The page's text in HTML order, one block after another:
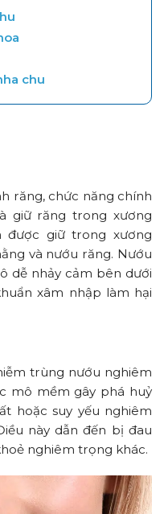
chu
răng, chức năng chính
giữ răng trong xương
được giữ trong xương
và nướu răng. Nướu
dễ nhảy cảm bên dưới
xâm nhập làm hại
trùng nướu nghiêm
mô mềm gây phá huỷ
hoặc suy yếu nghiêm
này dẫn đến bị đau
nghiêm trọng khác.